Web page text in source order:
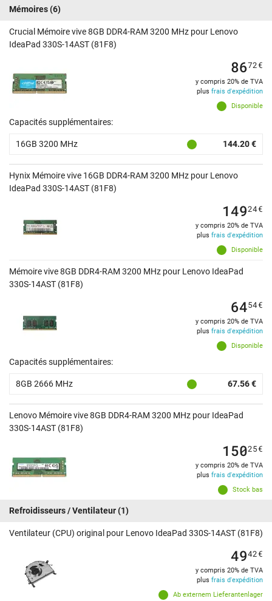
Mémoires(6)
Crucial Mémoire vive 8GB DDR4-RAM 3200 MHz pour Lenovo
IdeaPad 330S-14AST (81F8)
Disponible
8672€
y compris 20% de TVA
plus frais d'expédition
Capacités supplémentaires:
16GB 3200 MHz 144.20 €
Hynix Mémoire vive 16GB DDR4-RAM 3200 MHz pour Lenovo
IdeaPad 330S-14AST (81F8)
Disponible
14924€
y compris 20% de TVA
plus frais d'expédition
Mémoire vive 8GB DDR4-RAM 3200 MHz pour Lenovo IdeaPad
330S-14AST (81F8)
Disponible
6454€
y compris 20% de TVA
plus frais d'expédition
Capacités supplémentaires:
8GB 2666 MHz 67.56 €
Lenovo Mémoire vive 8GB DDR4-RAM 3200 MHz pour IdeaPad
330S-14AST (81F8)
Stock bas
15025€
y compris 20% de TVA
plus frais d'expédition
Refroidisseurs / Ventilateur(1)
Ventilateur (CPU) original pour Lenovo IdeaPad 330S-14AST (81F8)
Ab externem Lieferantenlager
4942€
y compris 20% de TVA
plus frais d'expédition